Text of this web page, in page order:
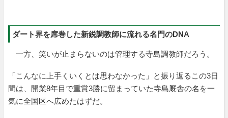
ダート界を席巻した新鋭調教師に流れる名門のDNA
一方、笑いが止まらないのは管理する寺島調教師だろう。
「こんなに上手くいくとは思わなかった」と振り返るこの3日
間は、開業8年目で重賞3勝に留まっていた寺島厩舎の名を一
気に全国区へ広めたはずだ。